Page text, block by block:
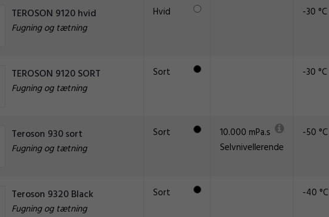
TEROSON 9120 hvid
Fugning og tætning
Hvid -30 °C
TEROSON 9120 SORT
Fugning og tætning
Sort -30 °C
Teroson 930 sort
Fugning og tætning
Sort
10.000 mPa.s
Selvnivellerende
-50 °C
Teroson 9320 Black
Fugning og tætning
Sort -40 °C